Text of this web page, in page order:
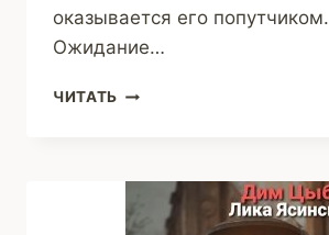
оказывается его попутчиком.
Ожидание…
ЧИТАТЬ ПОЕЗДКА
(MAXEEMOFF)